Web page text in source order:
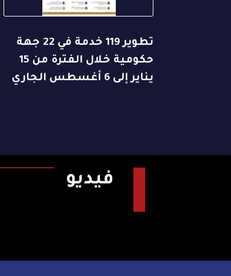
تطوير 119 خدمة في 22 جهة
حكومية خلال الفترة من 15
يناير إلى 6 أغسطس الجاري
فيديو